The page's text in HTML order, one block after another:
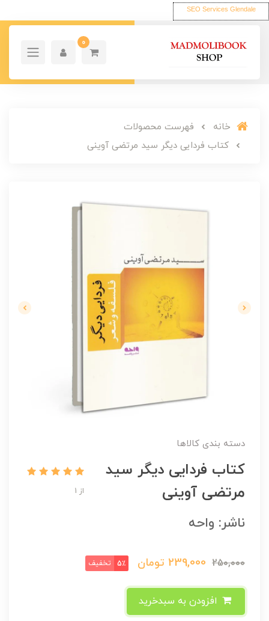
SEO Services Glendale
0
خانه
فهرست محصولات
کتاب فردایی دیگر سید مرتضی آوینی
دسته بندی کالاها
کتاب فردایی دیگر سید
مرتضی آوینی
از 1
ناشر: واحه
250,000
239,000 تومان 5٪ تخفیف